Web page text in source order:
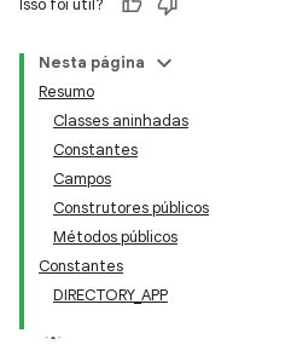
Isso foi útil?
Nesta página
Resumo
Classes aninhadas
Constantes
Campos
Construtores públicos
Métodos públicos
Constantes
DIRECTORY_APP